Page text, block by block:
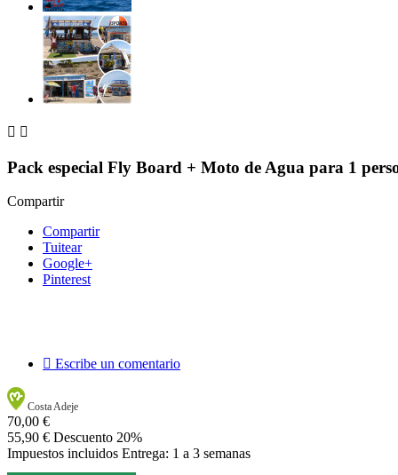
 
Pack especial Fly Board + Moto de Agua para 1
Compartir
Compartir
Tuitear
Google+
Pinterest
 Escribe un comentario
Costa Adeje
70,00 €
55,90 € Descuento 20%
Impuestos incluidos Entrega: 1 a 3 semanas